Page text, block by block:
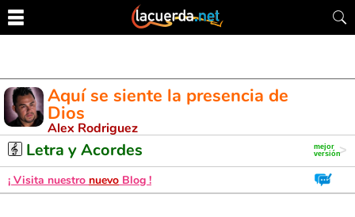
Aquí se siente la presencia de
Dios
Alex Rodriguez
Letra y Acordes
¡ Visita nuestro nuevo Blog !